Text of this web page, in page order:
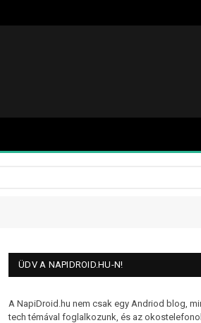
ÜDV A NAPIDROID.HU-N!
A NapiDroid.hu nem csak egy Andriod blog,
tech témával foglalkozunk, és az